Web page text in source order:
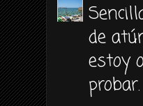
de
estoy
probar.